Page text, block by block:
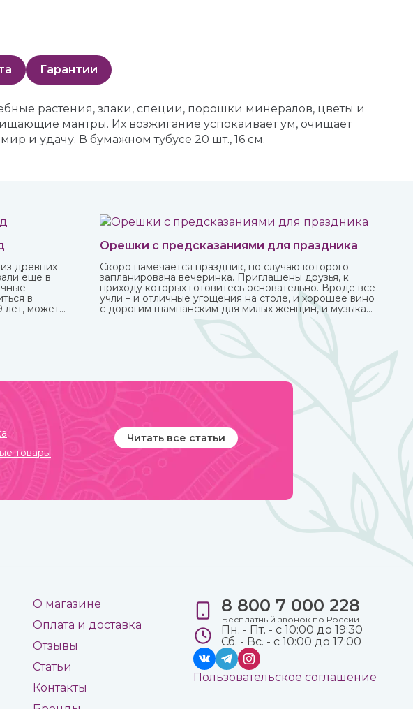
Гарантии
растения, злаки, специи, порошки минералов, цветы и
мантры. Их возжигание успокаивает ум, очищает
и удачу. В бумажном тубусе 20 шт., 16 см.
древних
еще в
в
лет, может
Орешки с предсказаниями для праздника
Скоро намечается праздник, по случаю которого
запланирована вечеринка. Приглашены друзья, к
приходу которых готовитесь основательно. Вроде все
учли – и отличные угощения на столе, и хорошее вино
с дорогим шампанским для милых женщин, и музыка
на любой вкус. И все же чего-то не хватает? Конечно!
Это интересного и необычного развлечения, которое
должно прийтись по нраву всем.
товары
Читать все статьи
О магазине
Оплата и доставка
Отзывы
Статьи
Контакты
8 800 7 000 228
Бесплатный звонок по России
Пн. - Пт. - с 10:00 до 19:30
Сб. - Вс. - с 10:00 до 17:00
Пользовательское соглашение